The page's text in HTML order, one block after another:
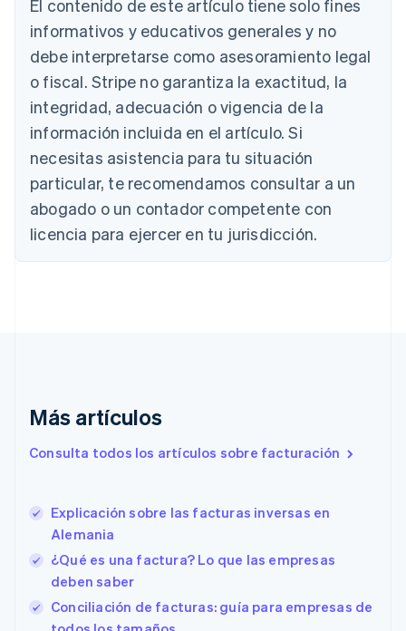
El contenido de este artículo tiene solo fines
informativos y educativos generales y no
debe interpretarse como asesoramiento legal
o fiscal. Stripe no garantiza la exactitud, la
integridad, adecuación o vigencia de la
información incluida en el artículo. Si
necesitas asistencia para tu situación
particular, te recomendamos consultar a un
abogado o un contador competente con
licencia para ejercer en tu jurisdicción.
Más artículos
Consulta todos los artículos sobre facturación
Explicación sobre las facturas inversas en
Alemania
¿Qué es una factura? Lo que las empresas
deben saber
Conciliación de facturas: guía para empresas de
Austria
DeutschEnglish
Bélgica
Nederlands Français Deutsch English
Brasil
Português English
Bulgaria
English
Canadá
English Français
China continental
简体中文 English
Chipre
Croacia
Eslovenia
España
EnglishEspañol简体中文
Estonia
Finlandia
English Svenska
Francia